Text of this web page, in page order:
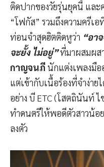
ติดปากของวัยรุ่นยุคนี้ แล
“โฟกัส” รวมถึงความครีเ
ท่อนจำสุดฮิตติดหูว่า “อา
จะยั้ง ไม่อยู่”ที่มาผสมผส
กาญจนภีนักแต่งเพลงมื
แต่เข้ากับเนื้อร้องที่จำง่าย
อย่าง บี ETC (โสตถินันท์
ทำดนตรีให้พอดีตัวสาวน้อ
ลงตัว